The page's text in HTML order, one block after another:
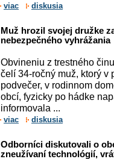
viac diskusia
Muž hrozil svojej družke
nebezpečného vyhrážania
Obvineniu z trestného
čelí 34-ročný muž, ktorý v
podvečer, v rodinnom
obcí, fyzicky po hádke
informovala ...
viac diskusia
Odborníci diskutovali o
zneužívaní technológií,